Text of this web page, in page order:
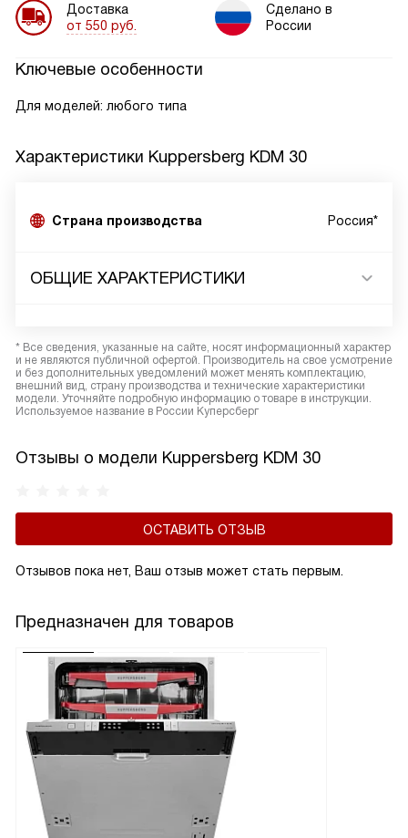
Доставка
от 550 руб.
Сделано в
России
Ключевые особенности
Для моделей: любого типа
Характеристики Kuppersberg KDM 30
Страна производства Россия*
ОБЩИЕ ХАРАКТЕРИСТИКИ
* Все сведения, указанные на сайте, носят информационный характер
и не являются публичной офертой. Производитель на свое усмотрение
и без дополнительных уведомлений может менять комплектацию,
внешний вид, страну производства и технические характеристики
модели. Уточняйте подробную информацию о товаре в инструкции.
Используемое название в России Куперсберг
Отзывы о модели Kuppersberg KDM 30
ОСТАВИТЬ ОТЗЫВ
Отзывов пока нет, Ваш отзыв может стать первым.
Предназначен для товаров